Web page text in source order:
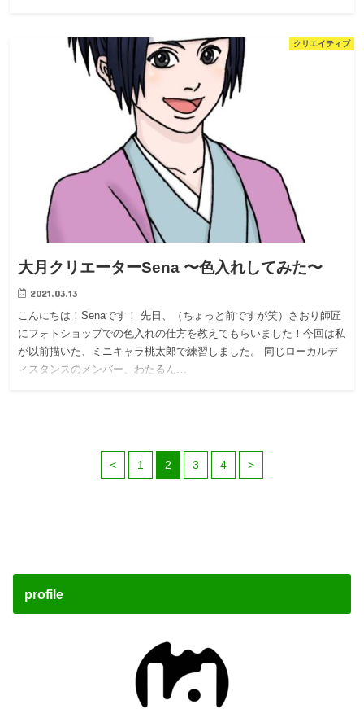
クリエイティブ
大月クリエーターSena 〜色入れしてみた〜
2021.03.13
こんにちは！Senaです！ 先日、（ちょっと前ですが笑）さおり師匠
にフォトショップでの色入れの仕方を教えてもらいました！今回は私
が以前描いた、ミニキャラ桃太郎で練習しました。 同じローカルデ
ィスタンスのメンバー、わたるん…
< 1 2 3 4 >
profile